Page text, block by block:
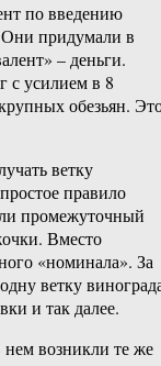
по введению
придумали в
– деньги.
с усилием в 8
обезьян.
ветку
правило
промежуточный
Вместо
«номинала». За
ветку
и так далее.
нем возникли те же